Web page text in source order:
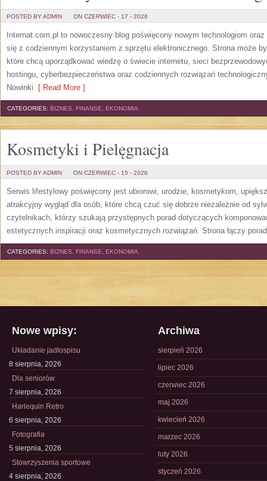
POSTED BY ADMIN ON CZERWIEC - 17 - 2026
Internat.com.pl to nowoczesny blog poświęcony nowym technologiom
się z codziennym korzystaniem z sprzętu elektronicznego. Strona może
które chcą uporządkować wiedzę o świecie internetu, sieci
hostingu, cyberbezpieczeństwa oraz codziennych rozwiązań
Nowinki [ Read More ]
CATEGORIES: BIZNES, FINANSE, EKONOMIA
Kosmetyki i Pielęgnacja
POSTED BY ADMIN ON CZERWIEC - 15 - 2026
Serwis lifestylowy poświęcony jest ubiorowi, urodzie, kosmetykom,
atrakcyjny wygląd dla osób, które chcą czuć się dobrze niezależnie od
czytelnikach, którzy szukają przystępnych porad dotyczących
estetycznych inspiracji oraz kosmetycznych rozwiązań. Strona łączy
CATEGORIES: BIZNES, FINANSE, EKONOMIA
Nowe wpisy:
Układanie jadłospisu
8 sierpnia, 2026
Dla seniorów
7 sierpnia, 2026
Harlequin Retro
6 sierpnia, 2026
Fotografia
5 sierpnia, 2026
Stowrzyszenia sportowe
4 sierpnia, 2026
Archiwa
sierpień 2026
lipiec 2026
czerwiec 2026
maj 2026
kwiecień 2026
marzec 2026
luty 2026
styczeń 2026